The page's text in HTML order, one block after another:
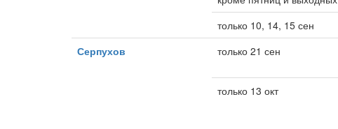
только 10, 14, 15 сен
Серпухов
только 21 сен
только 13 окт